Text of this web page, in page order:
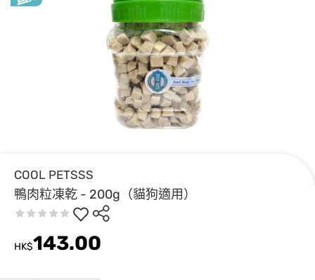
COOL PETSSS
鴨肉粒凍乾 - 200g（貓狗適用）
HK$143.00